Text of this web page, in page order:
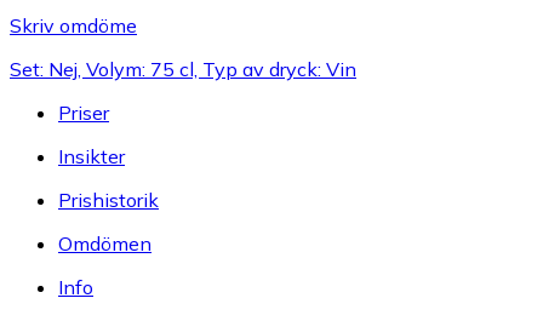
Skriv omdöme
Set: Nej, Volym: 75 cl, Typ av dryck: Vin
Priser
Insikter
Prishistorik
Omdömen
Info